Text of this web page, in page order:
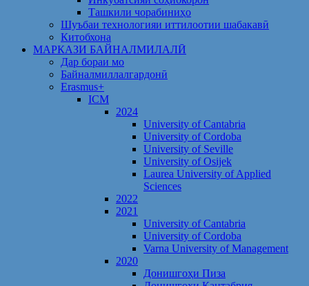
Ташкили чорабиниҳо
Шуъбаи технологияи иттилоотии шабакавӣ
Китобхона
МАРКАЗИ БАЙНАЛМИЛАЛӢ
Дар бораи мо
Байналмиллалгардонӣ
Erasmus+
ICM
2024
University of Cantabria
University of Cordoba
University of Seville
University of Osijek
Laurea University of Applied
Sciences
2022
2021
University of Cantabria
University of Cordoba
Varna University of Management
2020
Донишгоҳи Пиза